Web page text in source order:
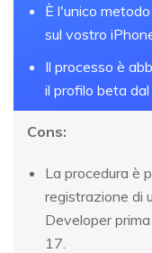
È l'unico
sul vostro
Il processo è
il profilo beta
Cons:
La procedura è
registrazione di
Developer
17.